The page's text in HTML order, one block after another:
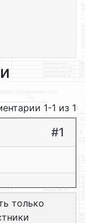
1-1 из 1
#1
только